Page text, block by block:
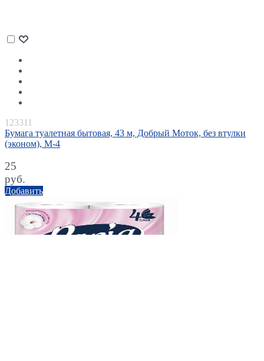
123311
Бумага туалетная бытовая, 43 м, Добрый Моток, без втулки
(эконом), М-4
25
руб.
Добавить